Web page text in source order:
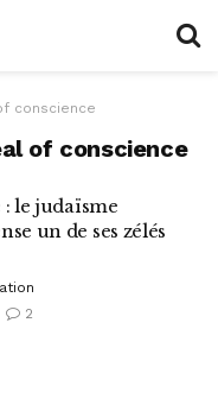
conscience
of conscience
le judaïsme
un de ses zélés
2